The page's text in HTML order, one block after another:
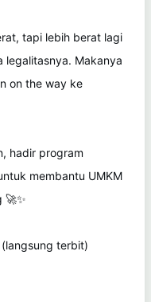
tapi lebih berat lagi
legalitasnya. Makanya
on the way ke
hadir program
membantu UMKM
(langsung terbit)